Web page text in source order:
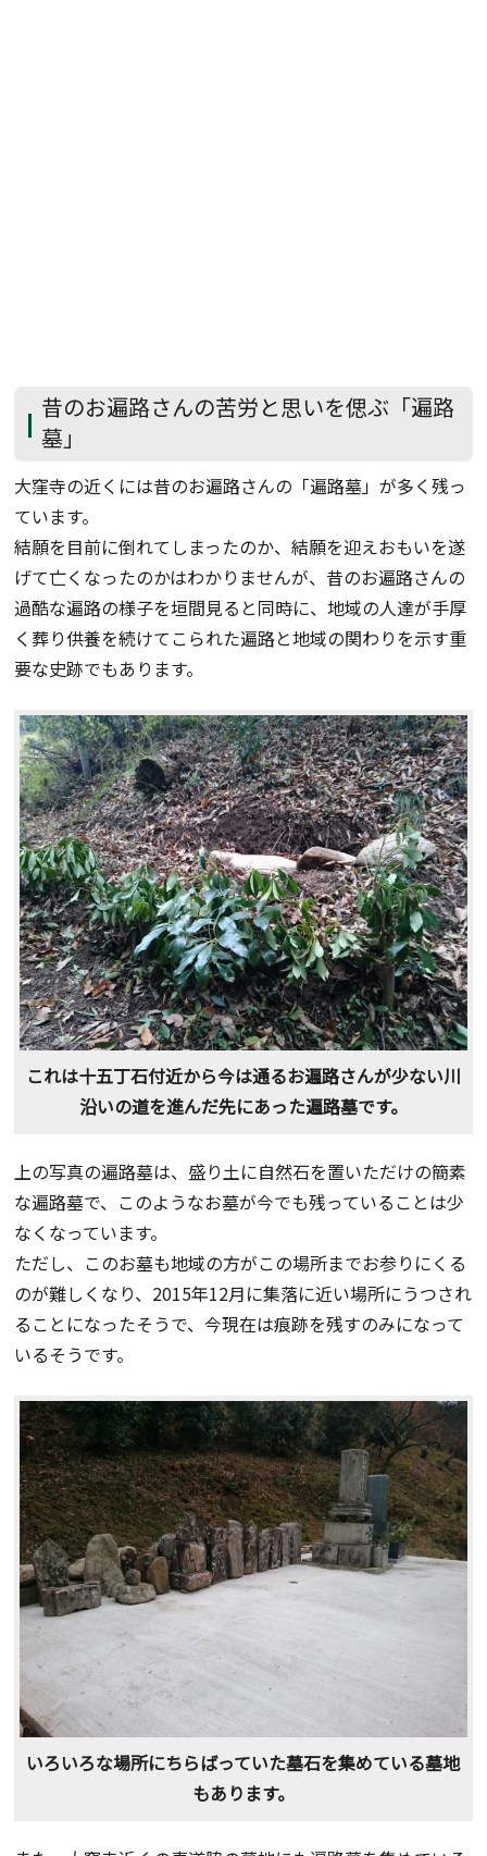
昔のお遍路さんの苦労と思いを偲ぶ「遍路
墓」
大窪寺の近くには昔のお遍路さんの「遍路墓」が多く残っ
ています。
結願を目前に倒れてしまったのか、結願を迎えおもいを遂
げて亡くなったのかはわかりませんが、昔のお遍路さんの
過酷な遍路の様子を垣間見ると同時に、地域の人達が手厚
く葬り供養を続けてこられた遍路と地域の関わりを示す重
要な史跡でもあります。
これは十五丁石付近から今は通るお遍路さんが少ない川
沿いの道を進んだ先にあった遍路墓です。
上の写真の遍路墓は、盛り土に自然石を置いただけの簡素
な遍路墓で、このようなお墓が今でも残っていることは少
なくなっています。
ただし、このお墓も地域の方がこの場所までお参りにくる
のが難しくなり、2015年12月に集落に近い場所にうつされ
ることになったそうで、今現在は痕跡を残すのみになって
いるそうです。
いろいろな場所にちらばっていた墓石を集めている墓地
もあります。